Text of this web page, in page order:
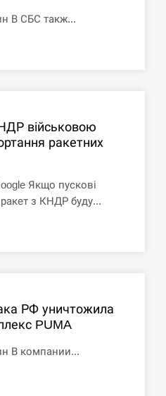
В СБС такж...
військовою
ракетних
Якщо пускові
з КНДР буду...
РФ уничтожила
PUMA
В компании...